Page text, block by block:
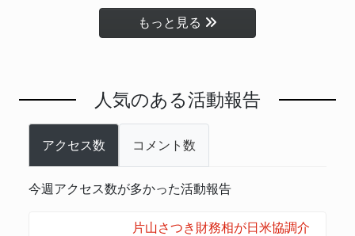
もっと見る
人気のある活動報告
アクセス数 コメント数
今週アクセス数が多かった活動報告
片山さつき財務相が日米協調介